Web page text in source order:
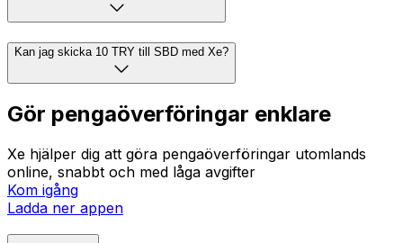
Kan jag skicka 10 TRY till SBD med Xe?
Gör pengaöverföringar enklare
Xe hjälper dig att göra pengaöverföringar utomlands
online, snabbt och med låga avgifter
Kom igång
Ladda ner appen